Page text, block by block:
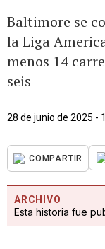
Baltimore se
la Liga
menos 14
seis
28 de junio de 2025 -
COMPARTIR
ARCHIVO
Esta historia fue